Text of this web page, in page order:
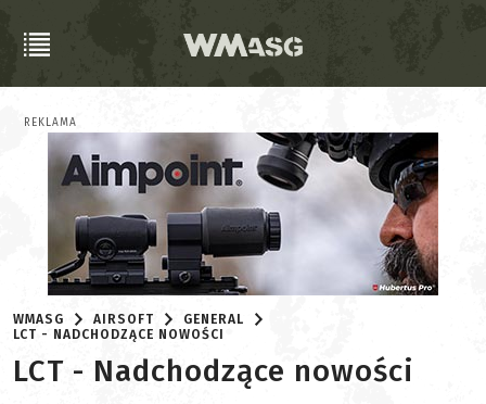
REKLAMA
WMASG AIRSOFT
GENERAL
LCT - NADCHODZĄCE NOWOŚCI
LCT - Nadchodzące nowości